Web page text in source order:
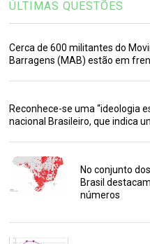
ÚLTIMAS QUESTÕES
Cerca de 600 militantes do
Barragens (MAB) estão em
Reconhece-se uma “ideologia
nacional Brasileiro, que indica
No conjunto
Brasil
números